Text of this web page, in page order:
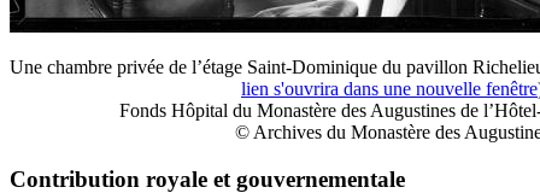
Une chambre privée de l’étage Saint-Dominique du pavillon
lien s'ouvrira dans une nouvelle fenêtre
Fonds Hôpital du Monastère des Augustines de
© Archives du Monastère des
Contribution royale et gouvernementale